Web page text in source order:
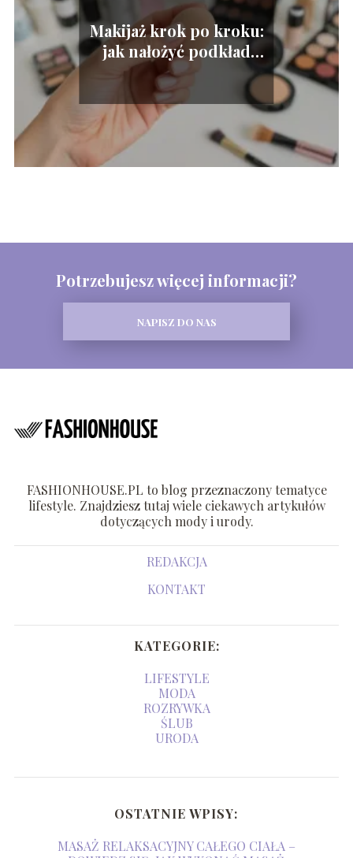
Makijaż krok po kroku:
jak nałożyć podkład
idealnie?
Potrzebujesz więcej informacji?
NAPISZ DO NAS
FASHIONHOUSE.PL to blog przeznaczony tematyce
lifestyle. Znajdziesz tutaj wiele ciekawych artykułów
dotyczących mody i urody.
REDAKCJA
KONTAKT
KATEGORIE:
LIFESTYLE
MODA
ROZRYWKA
ŚLUB
URODA
OSTATNIE WPISY:
MASAŻ RELAKSACYJNY CAŁEGO CIAŁA –